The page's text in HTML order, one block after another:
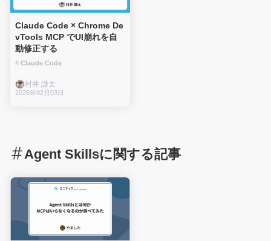
Claude Code × Chrome De
vTools MCP でUI崩れを自
動修正する
# Claude Code
村井 謙太
2026年02月03日
Agent Skillsに関する記事